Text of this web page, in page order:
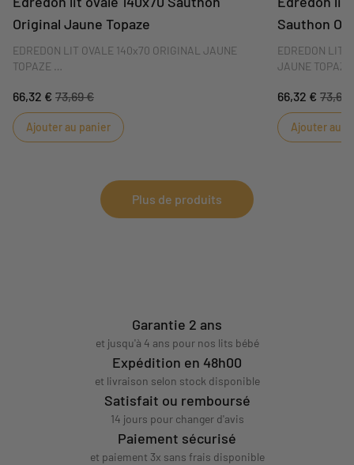
Original Jaune Topaze
EDREDON LIT OVALE 140x70 ORIGINAL JAUNE
TOPAZE
Pour parfaire la déco de la chambre de bébé, cet
édredon Original Jaune Topaze s'adapte sur les lits
ovales 140x70 cm.
Sauthon a imaginé un édredon raffiné et
Cet édredon s'adaptera parfaitement au lit
66,32 € 73,69 €
Ajouter au panier
Sauthon
EDREDON LIT
JAUNE
Pour parfaire
édredon
les lits 140x70
Sauthon a
66,32 € 73,69
Ajouter au
Plus de produits
Garantie 2 ans
et jusqu'à 4 ans pour nos lits bébé
Expédition en 48h00
et livraison selon stock disponible
Satisfait ou remboursé
14 jours pour changer d'avis
Paiement sécurisé
et paiement 3x sans frais disponible